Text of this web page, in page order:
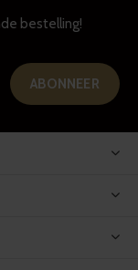
bestelling!
ABONNEER